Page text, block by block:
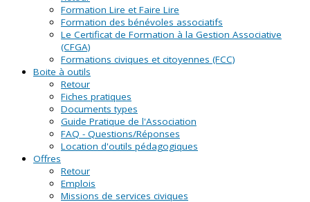
Formation Lire et Faire Lire
Formation des bénévoles associatifs
Le Certificat de Formation à la Gestion Associative
(CFGA)
Formations civiques et citoyennes (FCC)
Boite à outils
Retour
Fiches pratiques
Documents types
Guide Pratique de l'Association
FAQ - Questions/Réponses
Location d'outils pédagogiques
Offres
Retour
Emplois
Missions de services civiques